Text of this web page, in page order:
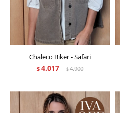
Chaleco Biker - Safari
$ 4.017 $4.900